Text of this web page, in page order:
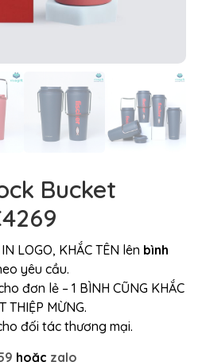
Bucket
LOGO, KHẮC TÊN lên bình
yêu cầu.
đơn lẻ – 1 BÌNH CŨNG KHẮC
THIỆP MỪNG.
đối tác thương mại.
hoặc zalo